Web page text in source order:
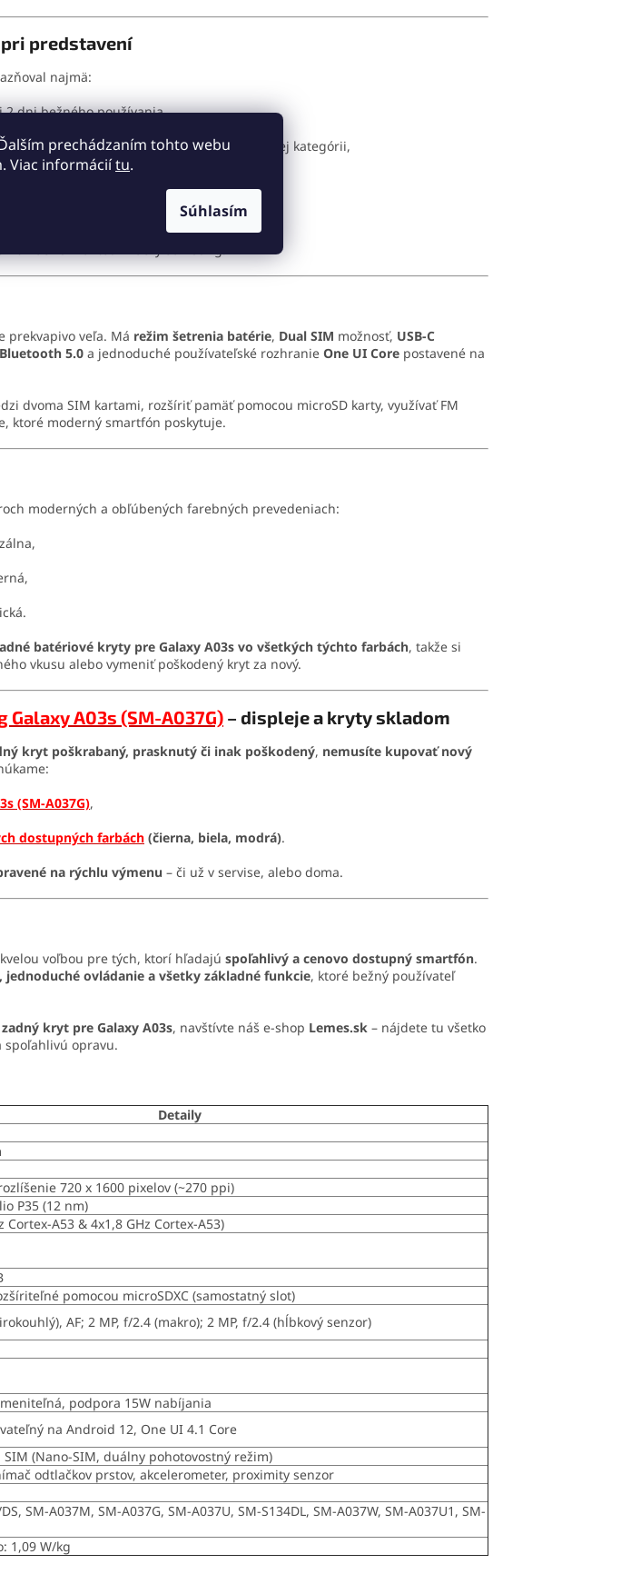
prechádzaním tohto webu
Viac informáciítu.
Súhlasím
predstavení
najmä:
2 dni bežného používania,
na boku, čo bolo novinkou v tejto cenovej kategórii,
prekvapivo veľa. Má režim šetrenia batérie, Dual SIM možnosť, USB-C
Bluetooth 5.0 a jednoduché používateľské rozhranie One UI Core postavené na
dvoma SIM kartami, rozšíriť pamäť pomocou microSD karty, využívať FM
ktoré moderný smartfón poskytuje.
moderných a obľúbených farebných prevedeniach:
batériové kryty pre Galaxy A03s vo všetkých týchto farbách, takže si
vkusu alebo vymeniť poškodený kryt za nový.
A03s (SM-A037G) – displeje a kryty skladom
kryt poškrabaný, prasknutý či inak poškodený, nemusíte kupovať nový
(SM-A037G),
dostupných farbách (čierna, biela, modrá).
na rýchlu výmenu – či už v servise, alebo doma.
voľbou pre tých, ktorí hľadajú spoľahlivý a cenovo dostupný smartfón.
ovládanie a všetky základné funkcie, ktoré bežný používateľ
kryt pre Galaxy A03s, navštívte náš e-shop Lemes.sk – nájdete tu všetko
spoľahlivú opravu.
Detaily
720 x 1600 pixelov (~270 ppi)
P35 (12 nm)
Cortex-A53 & 4x1,8 GHz Cortex-A53)
pomocou microSDXC (samostatný slot)
AF; 2 MP, f/2.4 (makro); 2 MP, f/2.4 (hĺbkový senzor)
podpora 15W nabíjania
na Android 12, One UI 4.1 Core
(Nano-SIM, duálny pohotovostný režim)
odtlačkov prstov, akcelerometer, proximity senzor
SM-A037M, SM-A037G, SM-A037U, SM-S134DL, SM-A037W, SM-A037U1, SM-
1,09 W/kg